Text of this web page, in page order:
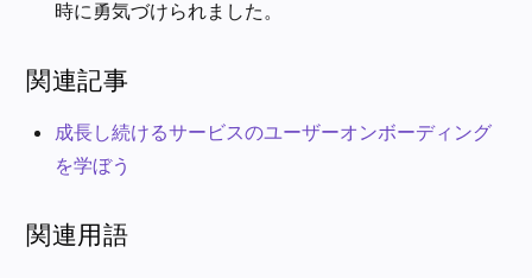
時に勇気づけられました。
関連記事
成長し続けるサービスのユーザーオンボーディング
を学ぼう
関連用語